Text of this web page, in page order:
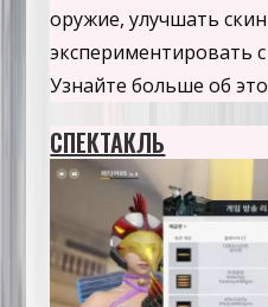
оружие, улучшать
экспериментировать
Узнайте больше об
СПЕКТАКЛЬ